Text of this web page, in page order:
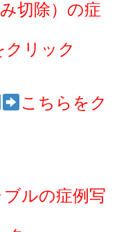
切除）の症
クリック
こちらをク
ルの症例写